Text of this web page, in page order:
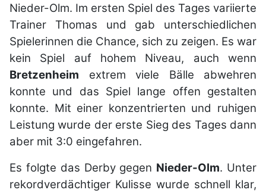
Nieder-Olm. Im ersten Spiel des Tages variierte
Trainer Thomas und gab unterschiedlichen
Spielerinnen die Chance, sich zu zeigen. Es war
kein Spiel auf hohem Niveau, auch wenn
Bretzenheim extrem viele Bälle abwehren
konnte und das Spiel lange offen gestalten
konnte. Mit einer konzentrierten und ruhigen
Leistung wurde der erste Sieg des Tages dann
aber mit 3:0 eingefahren.
Es folgte das Derby gegen Nieder-Olm. Unter
rekordverdächtiger Kulisse wurde schnell klar,